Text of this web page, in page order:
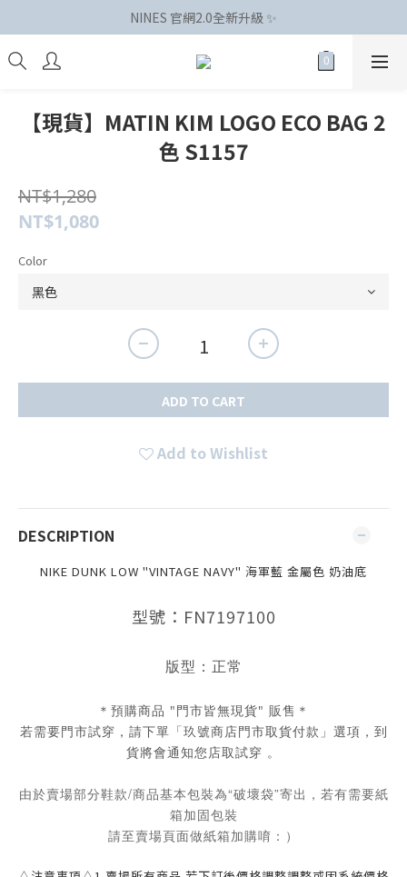
NINES 官網2.0全新升級 ✨
【現貨】MATIN KIM LOGO ECO BAG 2
色 S1157
NT$1,280
NT$1,080
Color
ADD TO CART
Add to Wishlist
DESCRIPTION
NIKE DUNK LOW "VINTAGE NAVY" 海軍藍 金屬色 奶油底
型號：FN7197100
版型：正常
＊預購商品 "門市皆無現貨" 販售＊
若需要門市試穿，請下單「玖號商店門市取貨付款」選項，到
貨將會通知您店取試穿 。
由於賣場部分鞋款/商品基本包裝為“破壞袋”寄出，若有需要紙
箱加固包裝
請至賣場頁面做紙箱加購唷：）